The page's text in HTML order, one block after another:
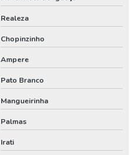
Realeza
Chopinzinho
Ampere
Pato Branco
Mangueirinha
Palmas
Irati